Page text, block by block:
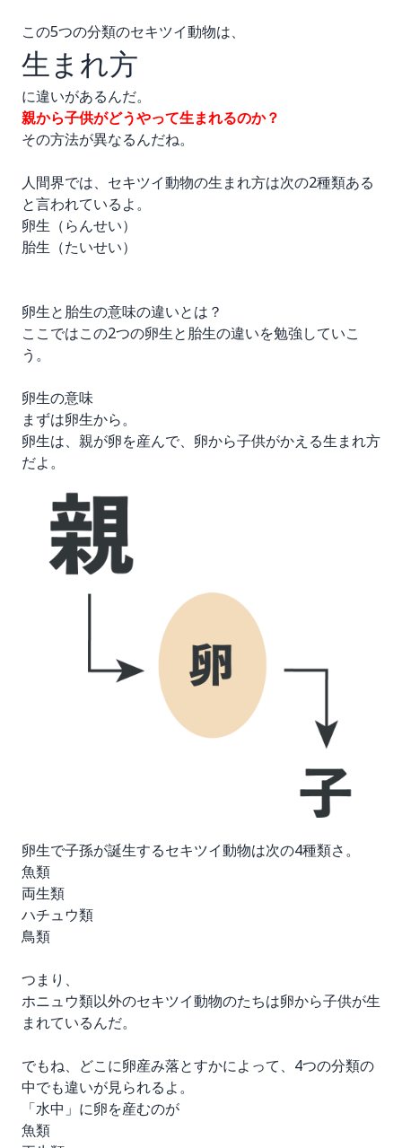
この5つの分類のセキツイ動物は、
生まれ方
に違いがあるんだ。
親から子供がどうやって生まれるのか？
その方法が異なるんだね。
人間界では、セキツイ動物の生まれ方は次の2種類ある
と言われているよ。
卵生（らんせい）
胎生（たいせい）
卵生と胎生の意味の違いとは？
ここではこの2つの卵生と胎生の違いを勉強していこ
う。
卵生の意味
まずは卵生から。
卵生は、親が卵を産んで、卵から子供がかえる生まれ方
だよ。
卵生で子孫が誕生するセキツイ動物は次の4種類さ。
魚類
両生類
ハチュウ類
鳥類
つまり、
ホニュウ類以外のセキツイ動物のたちは卵から子供が生
まれているんだ。
でもね、どこに卵産み落とすかによって、4つの分類の
中でも違いが見られるよ。
「水中」に卵を産むのが
魚類